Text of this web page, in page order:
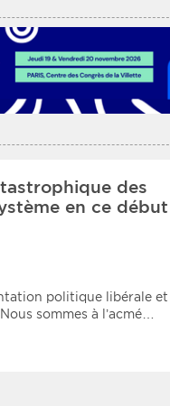
des
en ce début
politique libérale et
sommes à l’acmé…